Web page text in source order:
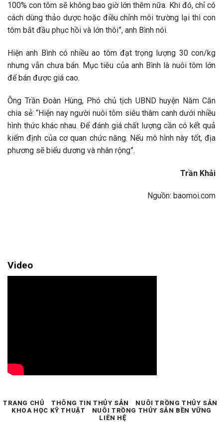
100% con tôm sẽ không bao giờ lớn thêm nữa. Khi đó, chỉ có
cách dùng thảo dược hoặc điều chỉnh môi trường lại thì con
tôm bắt đầu phục hồi và lớn thôi”, anh Bình nói.
Hiện anh Bình có nhiều ao tôm đạt trọng lượng 30 con/kg
nhưng vẫn chưa bán. Mục tiêu của anh Bình là nuôi tôm lớn
để bán được giá cao.
Ông Trần Đoàn Hùng, Phó chủ tịch UBND huyện Năm Căn
chia sẻ: “Hiện nay người nuôi tôm siêu thâm canh dưới nhiều
hình thức khác nhau. Để đánh giá chất lượng cần có kết quả
kiểm định của cơ quan chức năng. Nếu mô hình này tốt, địa
phương sẽ biểu dương và nhân rộng”.
Trần Khải
Nguồn: baomoi.com
Video
TRANG CHỦ THÔNG TIN THỦY SẢN
NUÔI TRỒNG THỦY SẢN
KHOA HỌC KỸ THUẬT
NUÔI TRỒNG THỦY SẢN BỀN VỮNG
LIÊN HỆ